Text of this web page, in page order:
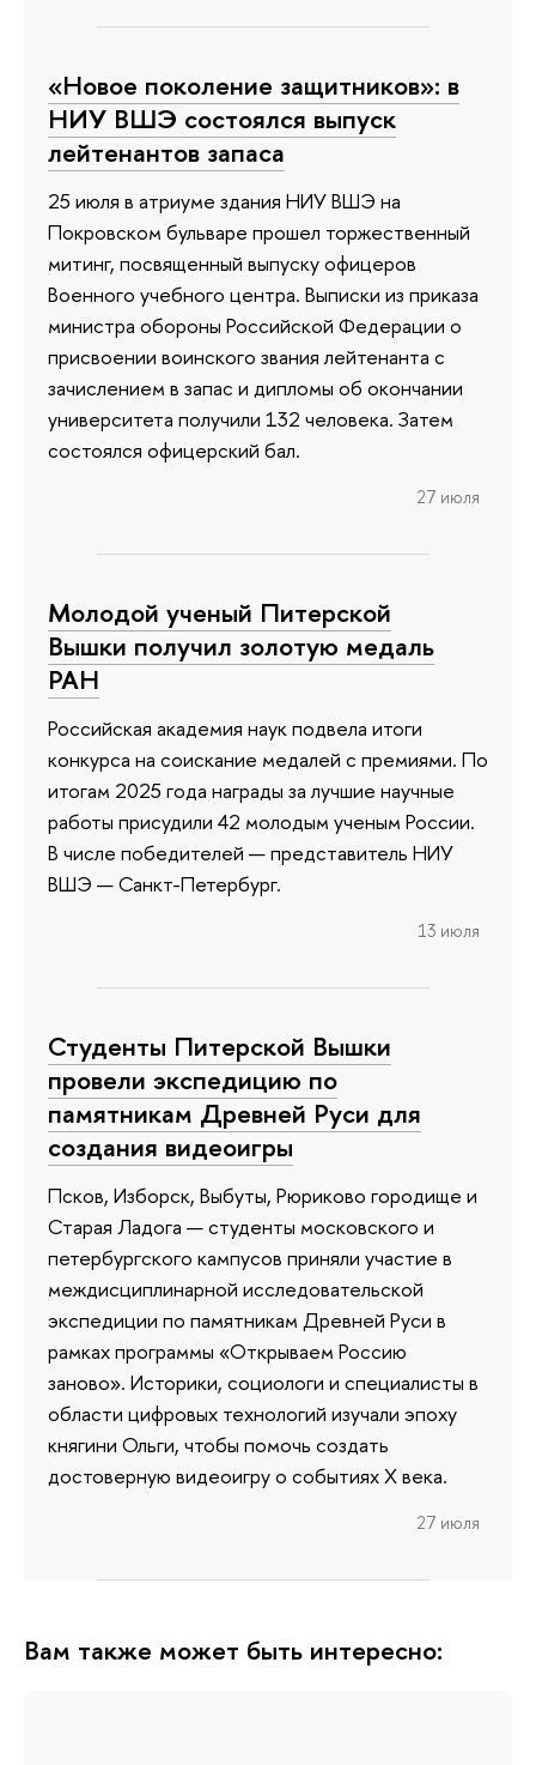
«Новое поколение защитников»: в
НИУ ВШЭ состоялся выпуск
лейтенантов запаса
25 июля в атриуме здания НИУ ВШЭ на
Покровском бульваре прошел торжественный
митинг, посвященный выпуску офицеров
Военного учебного центра. Выписки из приказа
министра обороны Российской Федерации о
присвоении воинского звания лейтенанта с
зачислением в запас и дипломы об окончании
университета получили 132 человека. Затем
состоялся офицерский бал.
27 июля
Молодой ученый Питерской
Вышки получил золотую медаль
РАН
Российская академия наук подвела итоги
конкурса на соискание медалей с премиями. По
итогам 2025 года награды за лучшие научные
работы присудили 42 молодым ученым России.
В числе победителей — представитель НИУ
ВШЭ — Санкт-Петербург.
13 июля
Студенты Питерской Вышки
провели экспедицию по
памятникам Древней Руси для
создания видеоигры
Псков, Изборск, Выбуты, Рюриково городище и
Старая Ладога — студенты московского и
петербургского кампусов приняли участие в
междисциплинарной исследовательской
экспедиции по памятникам Древней Руси в
рамках программы «Открываем Россию
заново». Историки, социологи и специалисты в
области цифровых технологий изучали эпоху
княгини Ольги, чтобы помочь создать
достоверную видеоигру о событиях X века.
27 июля
Вам также может быть интересно: